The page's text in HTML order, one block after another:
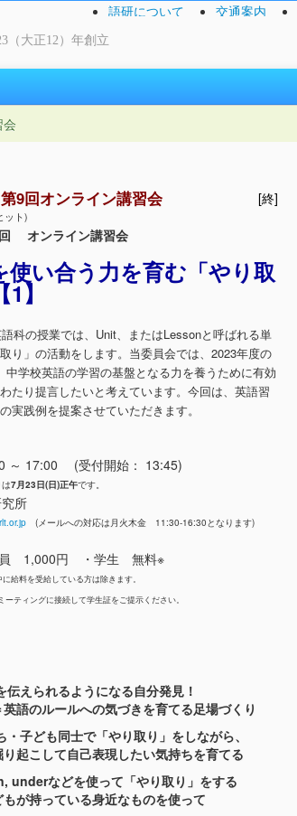
（大正12）年創立
語研について 交通案内
[終]
9回オンライン講習会
ット)
オンライン講習会
使い合う力を育む「やり取
】
科の授業では、Unit、またはLessonと呼ばれる単
り」の活動をします。当委員会では、2023年度の
学校英語の学習の基盤となる力を養うために有効
たり提言したいと考えています。今回は、英語習
実践例を提案させていただきます。
17:00 (受付開始： 13:45)
7月23日(日)正午です。
所
(メールへの対応は月火木金 11:30-16:30となります)
1,000円 ・学生 無料※
給料を受給している方は除きます。
グに接続して学生証をご提示ください。
えられるようになる自分発見！
語のルールへの気づきを育てる足場づくり
子ども同士で「やり取り」をしながら、
こして自己表現したい気持ちを育てる
underなどを使って「やり取り」をする
が持っている身近なものを使って